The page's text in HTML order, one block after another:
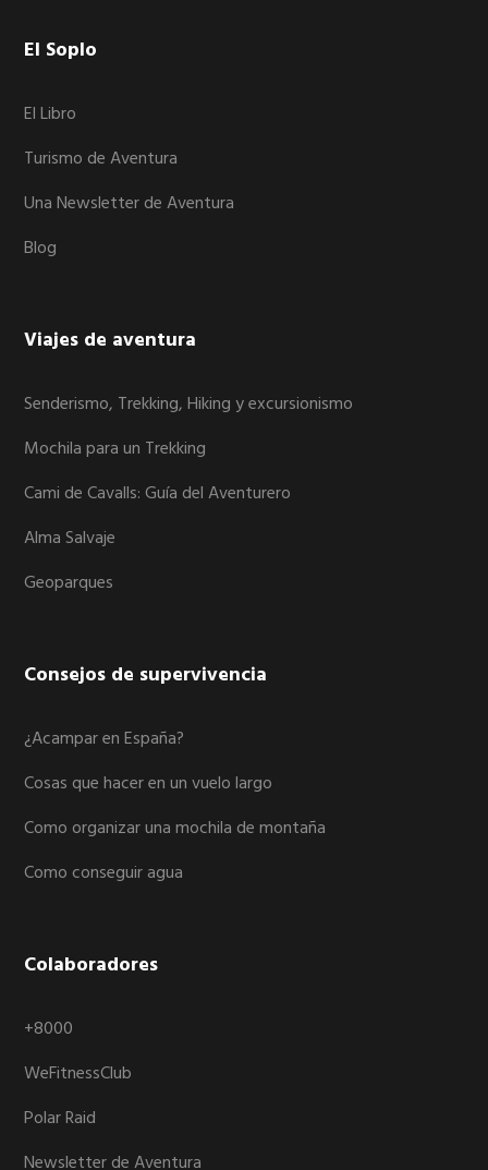
Footer
El Soplo
El Libro
Turismo de Aventura
Una Newsletter de Aventura
Blog
Viajes de aventura
Senderismo, Trekking, Hiking y excursionismo
Mochila para un Trekking
Cami de Cavalls: Guía del Aventurero
Alma Salvaje
Geoparques
Consejos de supervivencia
¿Acampar en España?
Cosas que hacer en un vuelo largo
Como organizar una mochila de montaña
Como conseguir agua
Colaboradores
+8000
WeFitnessClub
Polar Raid
Newsletter de Aventura